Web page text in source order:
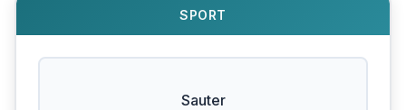
SPORT
Sauter